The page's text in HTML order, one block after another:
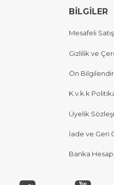
BİLGİLER
Mesafeli
Gizlilik ve
Ön
K.v.k.k
Üyelik
İade ve Geri
Banka